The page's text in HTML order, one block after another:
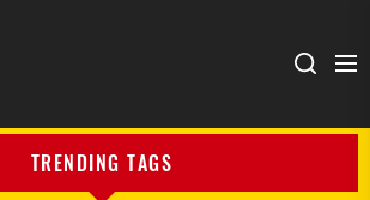
TRENDING TAGS